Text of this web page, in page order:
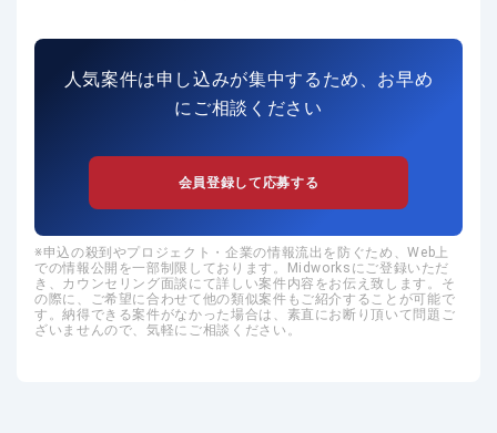
人気案件は申し込みが集中するため、お早め
にご相談ください
会員登録して応募する
申込の殺到やプロジェクト・企業の情報流出を防ぐため、Web上
での情報公開を一部制限しております。Midworksにご登録いただ
き、カウンセリング面談にて詳しい案件内容をお伝え致します。そ
の際に、ご希望に合わせて他の類似案件もご紹介することが可能で
す。納得できる案件がなかった場合は、素直にお断り頂いて問題ご
ざいませんので、気軽にご相談ください。